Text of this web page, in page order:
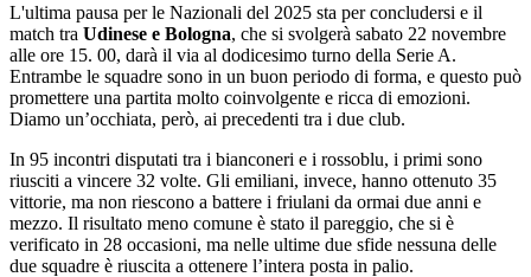
L'ultima pausa per le Nazionali del 2025 sta per concludersi e il
match tra Udinese e Bologna, che si svolgerà sabato 22 novembre
alle ore 15. 00, darà il via al dodicesimo turno della Serie A.
Entrambe le squadre sono in un buon periodo di forma, e questo può
promettere una partita molto coinvolgente e ricca di emozioni.
Diamo un’occhiata, però, ai precedenti tra i due club.
In 95 incontri disputati tra i bianconeri e i rossoblu, i primi sono
riusciti a vincere 32 volte. Gli emiliani, invece, hanno ottenuto 35
vittorie, ma non riescono a battere i friulani da ormai due anni e
mezzo. Il risultato meno comune è stato il pareggio, che si è
verificato in 28 occasioni, ma nelle ultime due sfide nessuna delle
due squadre è riuscita a ottenere l’intera posta in palio.